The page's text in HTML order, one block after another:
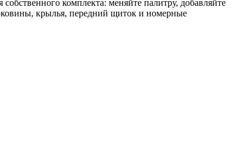
комплекта: меняйте палитру, добавляйте
крылья, передний щиток и номерные